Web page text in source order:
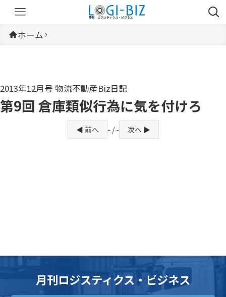
ホーム
2013年12月号 物流不動産Biz日記
第9回 倉庫類似行為に気を付けろ
◀ 前へ - / - 次へ ▶
月刊ロジスティクス・ビジネス